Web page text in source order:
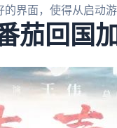
界面，使得从启动
茄回国